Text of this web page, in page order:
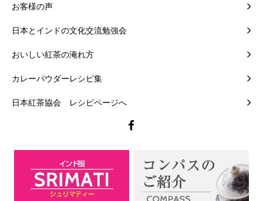
お客様の声
日本とインドの文化交流勉強会
おいしい紅茶の淹れ方
カレーパウダーレシピ集
日本紅茶協会 レシピページへ